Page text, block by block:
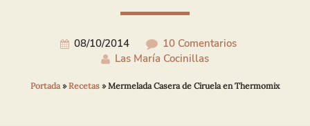
08/10/2014
10 Comentarios
Las María Cocinillas
Portada»Recetas »Mermelada Casera de Ciruela en Thermomix